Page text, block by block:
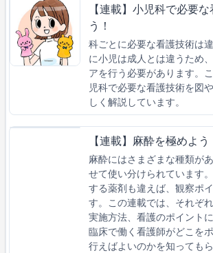
【連載】小児科で必要
う！
科ごとに必要な看護技術は
に小児は成人とは違うため
アを行う必要があります。
児科で必要な看護技術を図
しく解説しています。
【連載】麻酔を極めよう
麻酔にはさまざまな種類が
せて使い分けられています
する薬剤も違えば、観察ポ
す。この連載では、それぞ
実施方法、看護のポイント
臨床で働く看護師がどこを
行えばよいのかを知ってもら